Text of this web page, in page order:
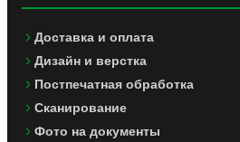
Доставка и оплата
Дизайн и верстка
Постпечатная обработка
Сканирование
Фото на документы